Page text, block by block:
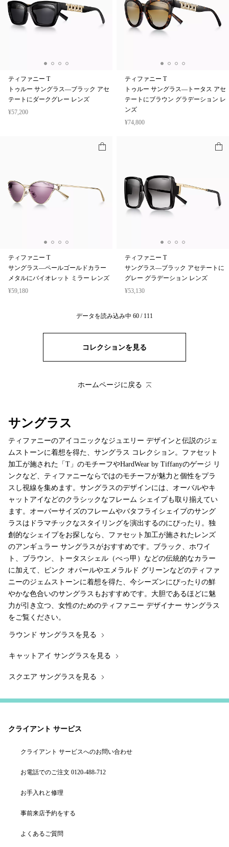
ティファニー T
トゥルー サングラス—ブラック アセ
テートにダークグレー レンズ
¥57,200
ティファニー T
トゥルー サングラス—トータス アセ
テートにブラウン グラデーション レ
ンズ
¥74,800
ティファニー T
サングラス—ペールゴールドカラー
メタルにバイオレット ミラー レンズ
¥59,180
ティファニー T
サングラス—ブラック アセテートに
グレー グラデーション レンズ
¥53,130
データを読み込み中
コレクションを見る
ホームページに戻る
サングラス
ティファニーのアイコニックなジュエリー デザインと伝説のジェ
ムストーンに着想を得た、サングラス コレクション。ファセット
加工が施された「T」のモチーフやHardWear by Tiffanyのゲージ リ
ンクなど、ティファニーならではのモチーフが魅力と個性をプラ
スし視線を集めます。サングラスのデザインには、オーバルやキ
ャットアイなどのクラシックなフレーム シェイプも取り揃えてい
ます。オーバーサイズのフレームやバタフライシェイプのサング
ラスはドラマチックなスタイリングを演出するのにぴったり。独
創的なシェイプをお探しなら、ファセット加工が施されたレンズ
のアンギュラー サングラスがおすすめです。ブラック、ホワイ
ト、ブラウン、トータスシェル（べっ甲）などの伝統的なカラー
に加えて、ピンク オパールやエメラルド グリーンなどのティファ
ニーのジェムストーンに着想を得た、今シーズンにぴったりの鮮
やかな色合いのサングラスもおすすめです。大胆であるほどに魅
力が引き立つ、女性のためのティファニー デザイナー サングラス
をご覧ください。
ラウンド サングラスを見る
キャットアイ サングラスを見る
スクエア サングラスを見る
クライアント サービス
クライアント サービスへのお問い合わせ
お電話でのご注文 0120-488-712
お手入れと修理
事前来店予約をする
よくあるご質問